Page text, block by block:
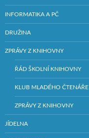
INFORMATIKA A PČ
DRUŽINA
ZPRÁVY Z KNIHOVNY
ŘÁD ŠKOLNÍ KNIHOVNY
KLUB MLADÉHO ČTENÁŘE
ZPRÁVY Z KNIHOVNY
JÍDELNA